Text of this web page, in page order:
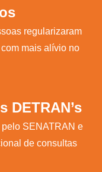
regularizaram
mais alívio no
DETRAN’s
SENATRAN e
de consultas